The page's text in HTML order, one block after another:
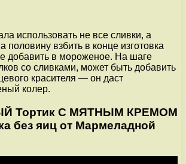
использовать не все сливки, а
половину взбить в конце изготовка
добавить в мороженое. На шаге
со сливками, может быть добавить
красителя — он даст
колер.
Тортик С МЯТНЫМ КРЕМОМ
без яиц от Мармеладной